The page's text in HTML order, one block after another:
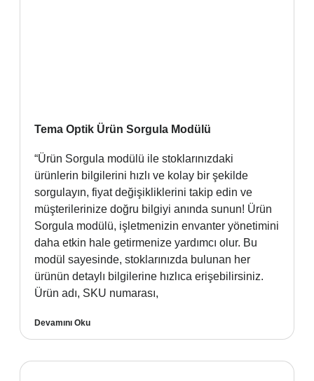
Tema Optik Ürün Sorgula Modülü
“Ürün Sorgula modülü ile stoklarınızdaki
ürünlerin bilgilerini hızlı ve kolay bir şekilde
sorgulayın, fiyat değişikliklerini takip edin ve
müşterilerinize doğru bilgiyi anında sunun! Ürün
Sorgula modülü, işletmenizin envanter yönetimini
daha etkin hale getirmenize yardımcı olur. Bu
modül sayesinde, stoklarınızda bulunan her
ürünün detaylı bilgilerine hızlıca erişebilirsiniz.
Ürün adı, SKU numarası,
Devamını Oku